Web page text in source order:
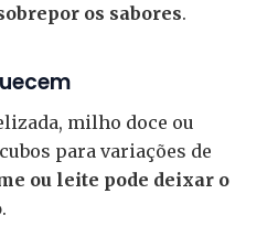
os sabores.
milho doce ou
para variações de
ou leite pode deixar o
.